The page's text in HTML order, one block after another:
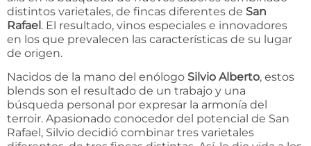
distintos varietales, de fincas diferentes de San
Rafael. El resultado, vinos especiales e innovadores
en los que prevalecen las características de su lugar
de origen.
Nacidos de la mano del enólogo Silvio Alberto, estos
blends son el resultado de un trabajo y una
búsqueda personal por expresar la armonía del
terroir. Apasionado conocedor del potencial de San
Rafael, Silvio decidió combinar tres varietales